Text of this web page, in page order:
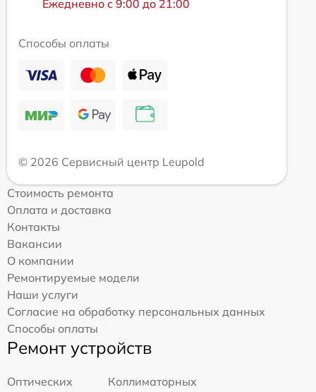
Ежедневно с 9:00 до 21:00
Способы оплаты
© 2026 Сервисный центр Leupold
Стоимость ремонта
Оплата и доставка
Контакты
Вакансии
О компании
Ремонтируемые модели
Наши услуги
Согласие на обработку персональных данных
Способы оплаты
Ремонт устройств
Оптических
Коллиматорных